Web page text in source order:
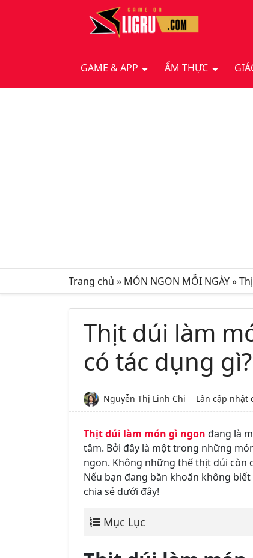
GAME & APP ẨM THỰC
Trang chủ » MÓN NGON MỖI NGÀY»
Thịt dúi làm
có tác dụng gì?
Nguyễn Thị Linh Chi Lần cập nhật
Thịt dúi làm món gì ngon đang là
tâm. Bởi đây là một trong những
ngon. Không những thế thịt dúi còn
Nếu bạn đang băn khoăn không
chia sẻ dưới đây!
Mục Lục